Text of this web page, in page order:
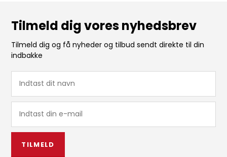
Tilmeld dig vores nyhedsbrev
Tilmeld dig og få nyheder og tilbud sendt direkte til din
indbakke
TILMELD